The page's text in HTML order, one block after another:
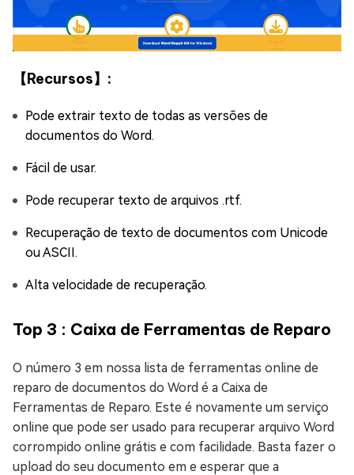
【Recursos】:
Pode extrair texto de todas as versões de
documentos do Word.
Fácil de usar.
Pode recuperar texto de arquivos .rtf.
Recuperação de texto de documentos com Unicode
ou ASCII.
Alta velocidade de recuperação.
Top 3 : Caixa de Ferramentas de Reparo
O número 3 em nossa lista de ferramentas online de
reparo de documentos do Word é a Caixa de
Ferramentas de Reparo. Este é novamente um serviço
online que pode ser usado para recuperar arquivo Word
corrompido online grátis e com facilidade. Basta fazer o
upload do seu documento em e esperar que a